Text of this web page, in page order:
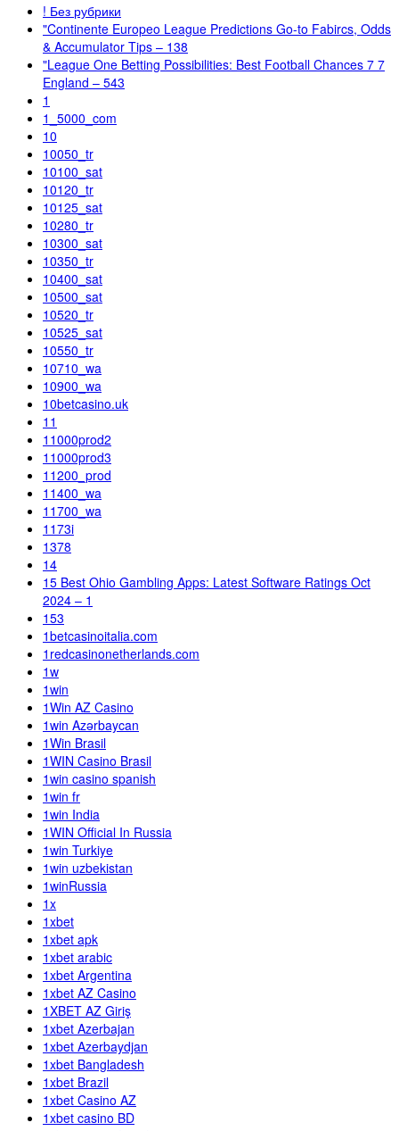
! Без рубрики
"Continente Europeo League Predictions Go-to Fabircs, Odds
& Accumulator Tips – 138
"League One Betting Possibilities: Best Football Chances 7 7
England – 543
1
1_5000_com
10
10050_tr
10100_sat
10120_tr
10125_sat
10280_tr
10300_sat
10350_tr
10400_sat
10500_sat
10520_tr
10525_sat
10550_tr
10710_wa
10900_wa
10betcasino.uk
11
11000prod2
11000prod3
11200_prod
11400_wa
11700_wa
1173i
1378
14
15 Best Ohio Gambling Apps: Latest Software Ratings Oct
2024 – 1
153
1betcasinoitalia.com
1redcasinonetherlands.com
1w
1win
1Win AZ Casino
1win Azərbaycan
1Win Brasil
1WIN Casino Brasil
1win casino spanish
1win fr
1win India
1WIN Official In Russia
1win Turkiye
1win uzbekistan
1winRussia
1x
1xbet
1xbet apk
1xbet arabic
1xbet Argentina
1xbet AZ Casino
1XBET AZ Giriş
1xbet Azerbajan
1xbet Azerbaydjan
1xbet Bangladesh
1xbet Brazil
1xbet Casino AZ
1xbet casino BD